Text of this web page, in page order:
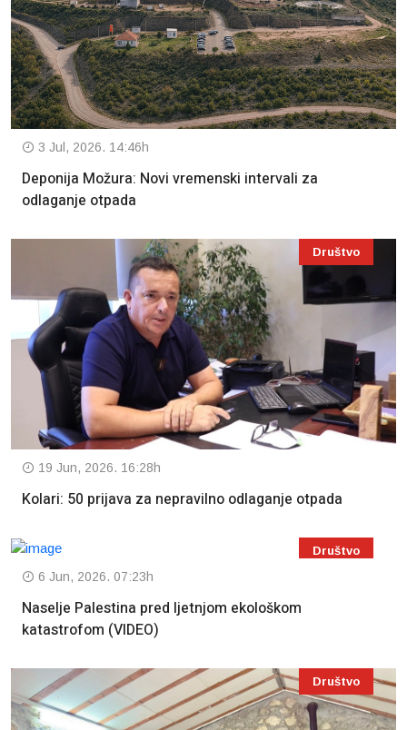
3 Jul, 2026. 14:46h
Deponija Možura: Novi vremenski intervali za
odlaganje otpada
Društvo
19 Jun, 2026. 16:28h
Kolari: 50 prijava za nepravilno odlaganje otpada
Društvo
6 Jun, 2026. 07:23h
Naselje Palestina pred ljetnjom ekološkom
katastrofom (VIDEO)
Društvo